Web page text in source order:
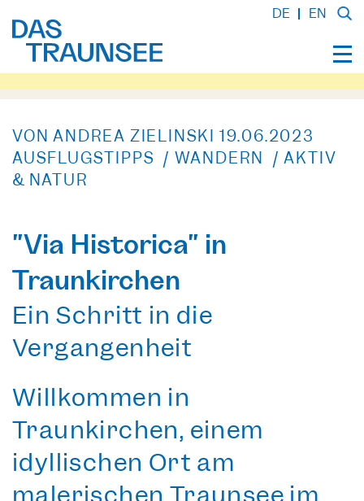
DE EN
VON ANDREA ZIELINSKI 19.06.2023
AUSFLUGSTIPPS / WANDERN / AKTIV
& NATUR
"Via Historica" in
Traunkirchen
Ein Schritt in die
Vergangenheit
Willkommen in
Traunkirchen, einem
idyllischen Ort am